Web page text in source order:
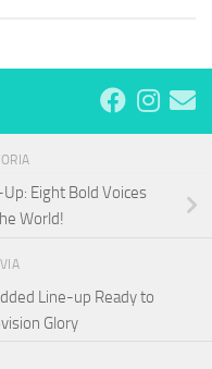
Eight Bold Voices
World!
Line-up Ready to
Glory